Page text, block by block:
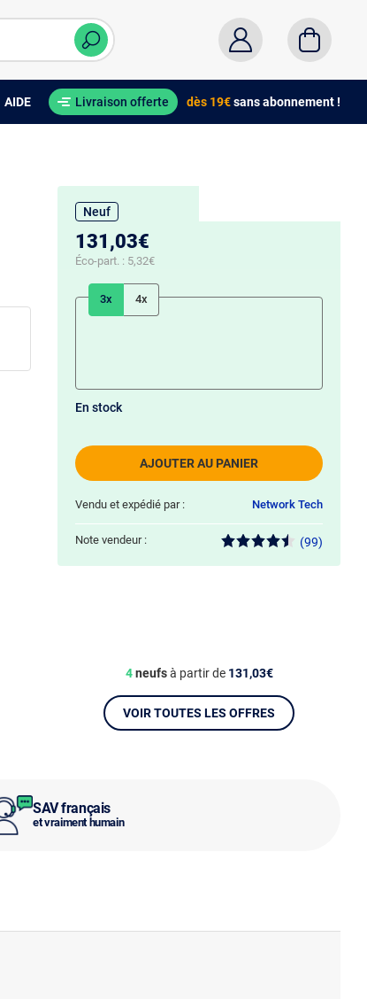
AIDE Livraison offerte dès 19€sans abonnement !
SAV français
et vraiment humain
Neuf
131,03€
Éco-part. : 5,32€
3x 4x
AJOUTER AU PANIER
En stock
Vendu et expédié par : Network Tech
Note vendeur : (99)
4neufsà partir de 131,03€
VOIR TOUTES LES OFFRES